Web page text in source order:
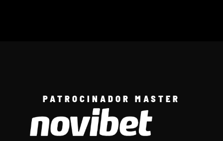
PATROCINADOR MASTER